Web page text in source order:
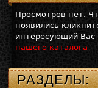
Просмотров нет.
появились
интересующий Вас
нашего каталога
РАЗДЕЛЫ: